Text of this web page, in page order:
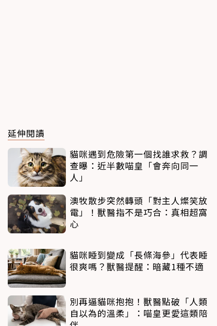
延伸閱讀
貓咪遇到危險第一個找誰求救？調
查曝：近半數喵皇「會奔向同一
人」
澳牧散步突然轉頭「對主人燦笑放
電」！獸醫指不是巧合：真相超窩
心
貓咪睡到變成「長條海參」代表睡
很爽嗎？獸醫提醒：暗藏1種不適
別再逼貓咪抱抱！獸醫點破「人類
自以為的溫柔」：喵皇更愛這類陪